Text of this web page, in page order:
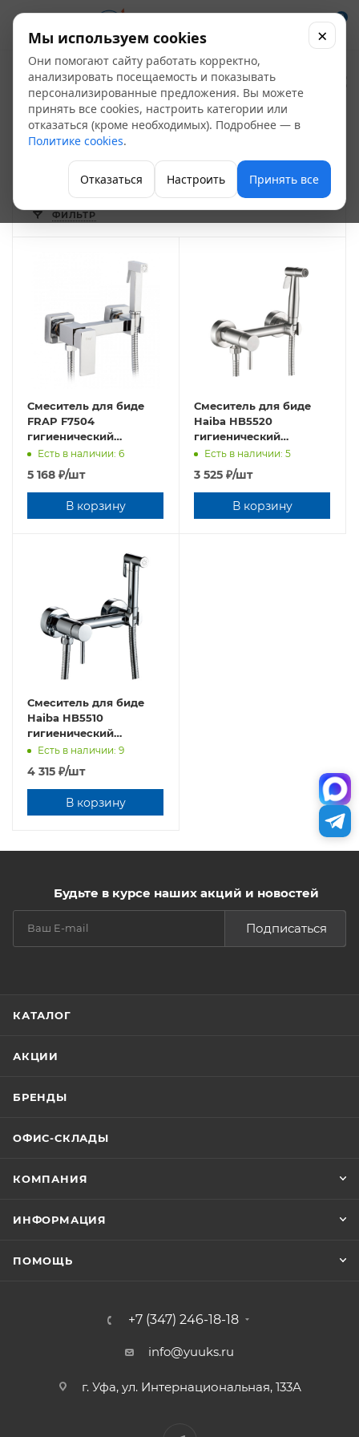
0
Смесители с
гигиеническием
душем
Смесители
ФИЛЬТР
Смеситель для биде
FRAP F7504
гигиенический
настенный
Есть в наличии: 6
5 168 ₽/шт
В корзину
Смеситель для биде
Haiba HB5520
гигиенический
настенный
Есть в наличии: 5
3 525 ₽/шт
В корзину
Смеситель для биде
Haiba HB5510
гигиенический
настенный
Есть в наличии: 9
4 315 ₽/шт
В корзину
Будьте в курсе наших акций и новостей
Подписаться
КАТАЛОГ
АКЦИИ
БРЕНДЫ
ОФИС-СКЛАДЫ
КОМПАНИЯ
ИНФОРМАЦИЯ
ПОМОЩЬ
+7 (347) 246-18-18
info@yuuks.ru
г. Уфа, ул. Интернациональная, 133А
Мы используем cookies
Они помогают сайту работать корректно,
анализировать посещаемость и показывать
персонализированные предложения. Вы можете
принять все cookies, настроить категории или
отказаться (кроме необходимых). Подробнее — в
Политике cookies.
Отказаться Настроить Принять все
×